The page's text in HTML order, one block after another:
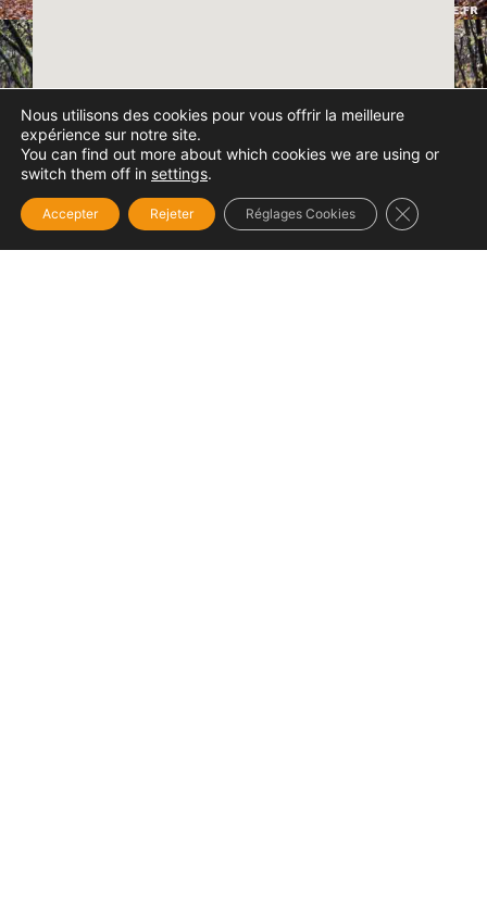
Nous utilisons des cookies pour vous offrir la meilleure
expérience sur notre site.
You can find out more about which cookies we are using or
switch them off in settings.
Accepter Rejeter Réglages Cookies Fermer la